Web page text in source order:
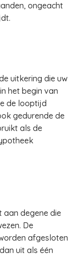
ongeacht
uitkering die uw
het begin van
de looptijd
gedurende de
als de
aan degene die
De
afgesloten
uit als één